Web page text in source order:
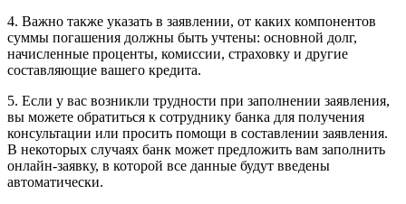
4. Важно также указать в заявлении, от каких компонентов
суммы погашения должны быть учтены: основной долг,
начисленные проценты, комиссии, страховку и другие
составляющие вашего кредита.
5. Если у вас возникли трудности при заполнении заявления,
вы можете обратиться к сотруднику банка для получения
консультации или просить помощи в составлении заявления.
В некоторых случаях банк может предложить вам заполнить
онлайн-заявку, в которой все данные будут введены
автоматически.